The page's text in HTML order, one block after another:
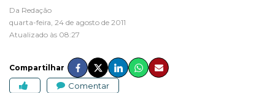
Da Redação
quarta-feira, 24 de agosto de 2011
Atualizado às 08:27
Compartilhar
Comentar